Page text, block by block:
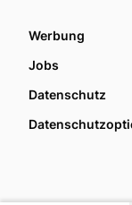
Werbung
Jobs
Datenschutz